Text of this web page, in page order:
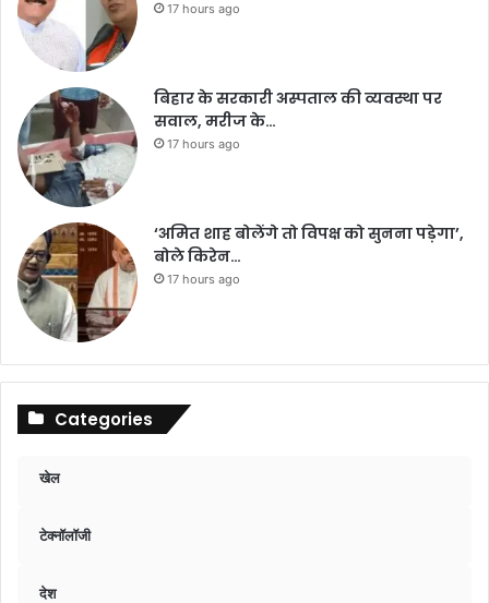
17 hours ago
बिहार के सरकारी अस्पताल की व्यवस्था पर
सवाल, मरीज के…
17 hours ago
‘अमित शाह बोलेंगे तो विपक्ष को सुनना पड़ेगा’,
बोले किरेन…
17 hours ago
Categories
खेल
टेक्नॉलॉजी
देश